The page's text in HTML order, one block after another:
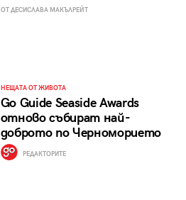
ОТ ДЕСИСЛАВА МАКЪЛРЕЙТ
НЕЩАТА ОТ ЖИВОТА
Go Guide Seaside Awards
отново събират най-
доброто по Черноморието
РЕДАКТОРИТЕ